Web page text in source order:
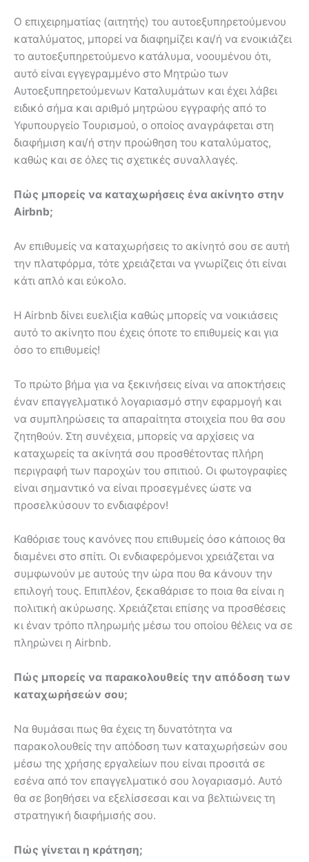
O επιχειρηματίας (αιτητής) του αυτοεξυπηρετούμενου
καταλύματος, μπορεί να διαφημίζει και/ή να ενοικιάζει
το αυτοεξυπηρετούμενο κατάλυμα, νοουμένου ότι,
αυτό είναι εγγεγραμμένο στο Μητρώο των
Αυτοεξυπηρετούμενων Καταλυμάτων και έχει λάβει
ειδικό σήμα και αριθμό μητρώου εγγραφής από το
Υφυπουργείο Τουρισμού, ο οποίος αναγράφεται στη
διαφήμιση και/ή στην προώθηση του καταλύματος,
καθώς και σε όλες τις σχετικές συναλλαγές.
Πώς μπορείς να καταχωρήσεις ένα ακίνητο στην
Airbnb;
Αν επιθυμείς να καταχωρήσεις το ακίνητό σου σε αυτή
την πλατφόρμα, τότε χρειάζεται να γνωρίζεις ότι είναι
κάτι απλό και εύκολο.
Η Airbnb δίνει ευελιξία καθώς μπορείς να νοικιάσεις
αυτό το ακίνητο που έχεις όποτε το επιθυμείς και για
όσο το επιθυμείς!
Το πρώτο βήμα για να ξεκινήσεις είναι να αποκτήσεις
έναν επαγγελματικό λογαριασμό στην εφαρμογή και
να συμπληρώσεις τα απαραίτητα στοιχεία που θα σου
ζητηθούν. Στη συνέχεια, μπορείς να αρχίσεις να
καταχωρείς τα ακίνητά σου προσθέτοντας πλήρη
περιγραφή των παροχών του σπιτιού. Οι φωτογραφίες
είναι σημαντικό να είναι προσεγμένες ώστε να
προσελκύσουν το ενδιαφέρον!
Καθόρισε τους κανόνες που επιθυμείς όσο κάποιος θα
διαμένει στο σπίτι. Οι ενδιαφερόμενοι χρειάζεται να
συμφωνούν με αυτούς την ώρα που θα κάνουν την
επιλογή τους. Επιπλέον, ξεκαθάρισε το ποια θα είναι η
πολιτική ακύρωσης. Χρειάζεται επίσης να προσθέσεις
κι έναν τρόπο πληρωμής μέσω του οποίου θέλεις να σε
πληρώνει η Airbnb.
Πώς μπορείς να παρακολουθείς την απόδοση των
καταχωρήσεών σου;
Να θυμάσαι πως θα έχεις τη δυνατότητα να
παρακολουθείς την απόδοση των καταχωρήσεών σου
μέσω της χρήσης εργαλείων που είναι προσιτά σε
εσένα από τον επαγγελματικό σου λογαριασμό. Αυτό
θα σε βοηθήσει να εξελίσσεσαι και να βελτιώνεις τη
στρατηγική διαφήμισής σου.
Πώς γίνεται η κράτηση;